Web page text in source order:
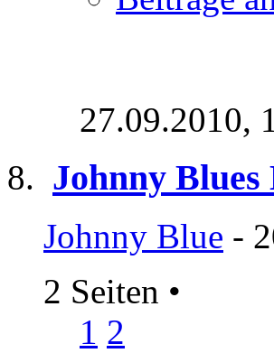
27.09.2010,
Johnny Blues
Johnny Blue -
2 Seiten •
1 2